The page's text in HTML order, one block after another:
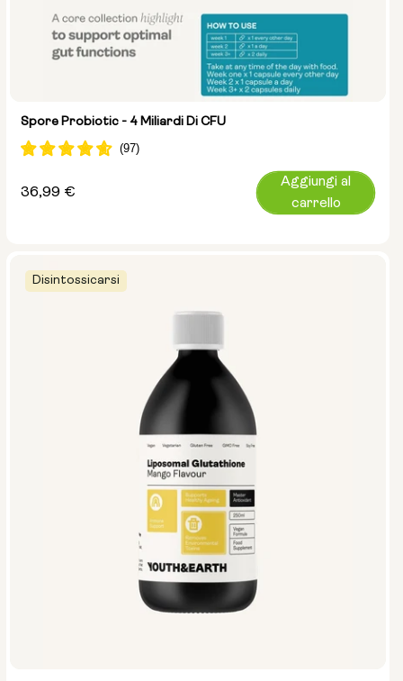
Spore Probiotic - 4 Miliardi Di CFU
Prezzo
36,99 €
Aggiungi al
carrello
Disintossicarsi